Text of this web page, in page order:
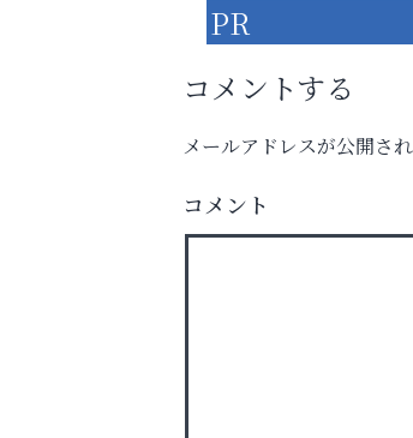
口元から始まる、自分らし
整体院エスコー
PR
コメントする
メールアドレスが公開さ
コメント